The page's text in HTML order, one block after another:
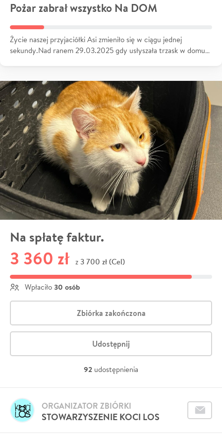
Pożar zabrał wszystko Na DOM
Życie naszej przyjaciółki Asi zmieniło się w ciągu jednej
sekundy.Nad ranem 29.03.2025 gdy usłyszała trzask w domu…
Na spłatę faktur.
3 360 zł z 3 700 zł (Cel)
Wpłaciło 30 osób
Zbiórka zakończona
Udostępnij
92 udostępnienia
STOWARZYSZENIE KOCI LOS
ORGANIZATOR ZBIÓRKI